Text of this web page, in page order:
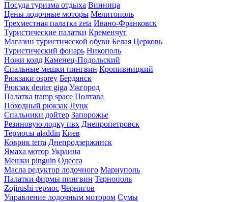
Посуда туризма отдыха Винница
Цены лодочные моторы Мелитополь
Трехместная палатка zeta Ивано-Франковск
Туристические палатки Кременчуг
Магазин туристической обуви Белая Церковь
Туристический фонарь Никополь
Ножи колд Каменец-Подольский
Спальные мешки пингвин Кропивницкий
Рюкзаки osprey Бердянск
Рюкзак deuter giga Ужгород
Палатка tramp space Полтава
Походный рюкзак Луцк
Спальники дойтер Запорожье
Резиновую лодку пвх Днепропетровск
Термосы aladdin Киев
Коврик terra Днепродзержинск
Ямаха мотор Украина
Мешки pinguin Одесса
Масла редуктор лодочного Мариуполь
Палатки фирмы пингвин Тернополь
Zojirushi термос Чернигов
Управление лодочным мотором Сумы